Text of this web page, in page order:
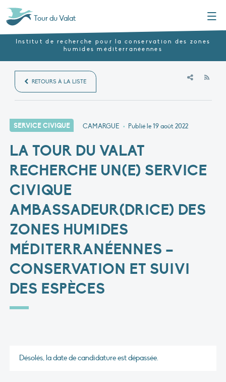
Tour du Valat
Institut de recherche pour la conservation des zones
humides méditerranéennes
RETOURS À LA LISTE
SERVICE CIVIQUE CAMARGUE • Publié le19 août 2022
LA TOUR DU VALAT
RECHERCHE UN(E) SERVICE
CIVIQUE
AMBASSADEUR(DRICE) DES
ZONES HUMIDES
MÉDITERRANÉENNES –
CONSERVATION ET SUIVI
DES ESPÈCES
Désolés, la date de candidature est dépassée.